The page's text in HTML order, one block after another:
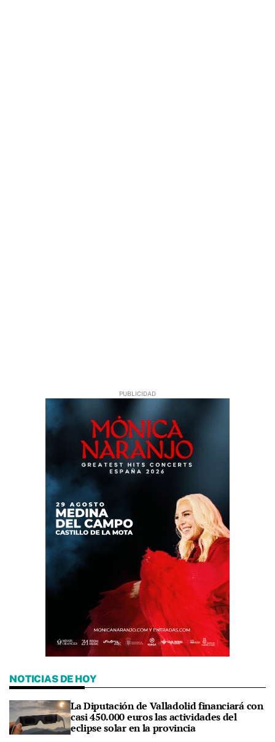
NOTICIAS DE HOY
La Diputación de Valladolid financiará con
casi 450.000 euros las actividades del
eclipse solar en la provincia